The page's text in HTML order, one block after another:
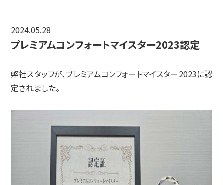
2024.05.28
プレミアムコンフォートマイスター2023認定
弊社スタッフが、プレミアムコンフォートマイスター2023に認
定されました。